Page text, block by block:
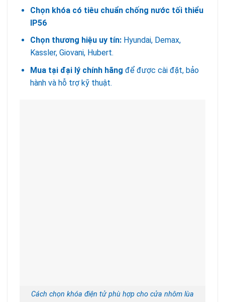
Chọn khóa có tiêu chuẩn chống nước tối thiểu
IP56
Chọn thương hiệu uy tín:Hyundai, Demax,
Kassler, Giovani, Hubert.
Mua tại đại lý chính hãng để được cài đặt, bảo
hành và hỗ trợ kỹ thuật.
Cách chọn khóa điện tử phù hợp cho cửa nhôm lùa